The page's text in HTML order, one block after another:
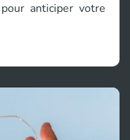
anticiper votre